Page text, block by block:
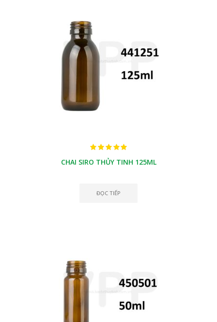
CHAI SIRO THỦY TINH 125ML
ĐỌC TIẾP